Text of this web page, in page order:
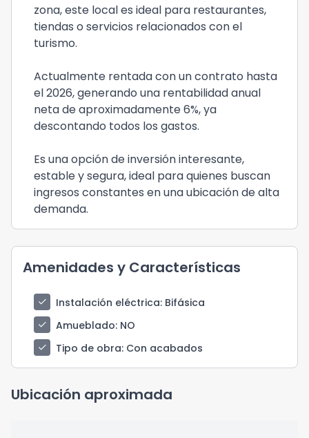
zona, este local es ideal para restaurantes,
tiendas o servicios relacionados con el
turismo.
Actualmente rentada con un contrato hasta
el 2026, generando una rentabilidad anual
neta de aproximadamente 6%, ya
descontando todos los gastos.
Es una opción de inversión interesante,
estable y segura, ideal para quienes buscan
ingresos constantes en una ubicación de alta
demanda.
Amenidades y Características
check Instalación eléctrica: Bifásica
check
Amueblado: NO
check
Tipo de obra: Con acabados
Ubicación aproximada